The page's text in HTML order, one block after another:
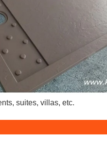
suites, villas, etc.